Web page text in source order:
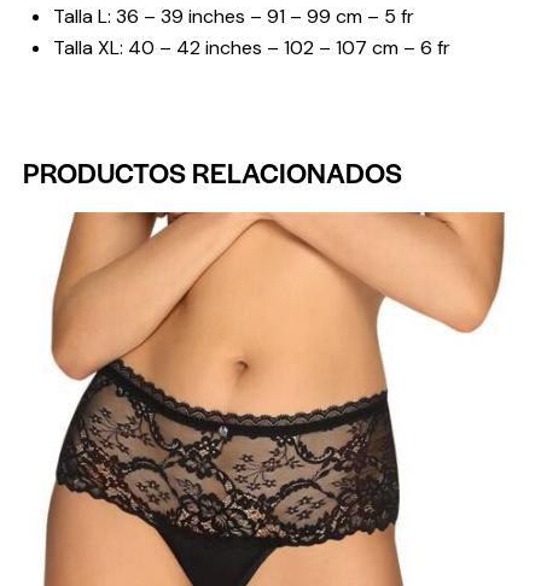
Talla L: 36 – 39 inches – 91 – 99 cm – 5 fr
Talla XL: 40 – 42 inches – 102 – 107 cm – 6 fr
PRODUCTOS RELACIONADOS